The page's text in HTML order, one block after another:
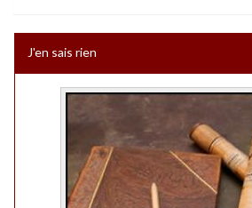
J'en sais rien